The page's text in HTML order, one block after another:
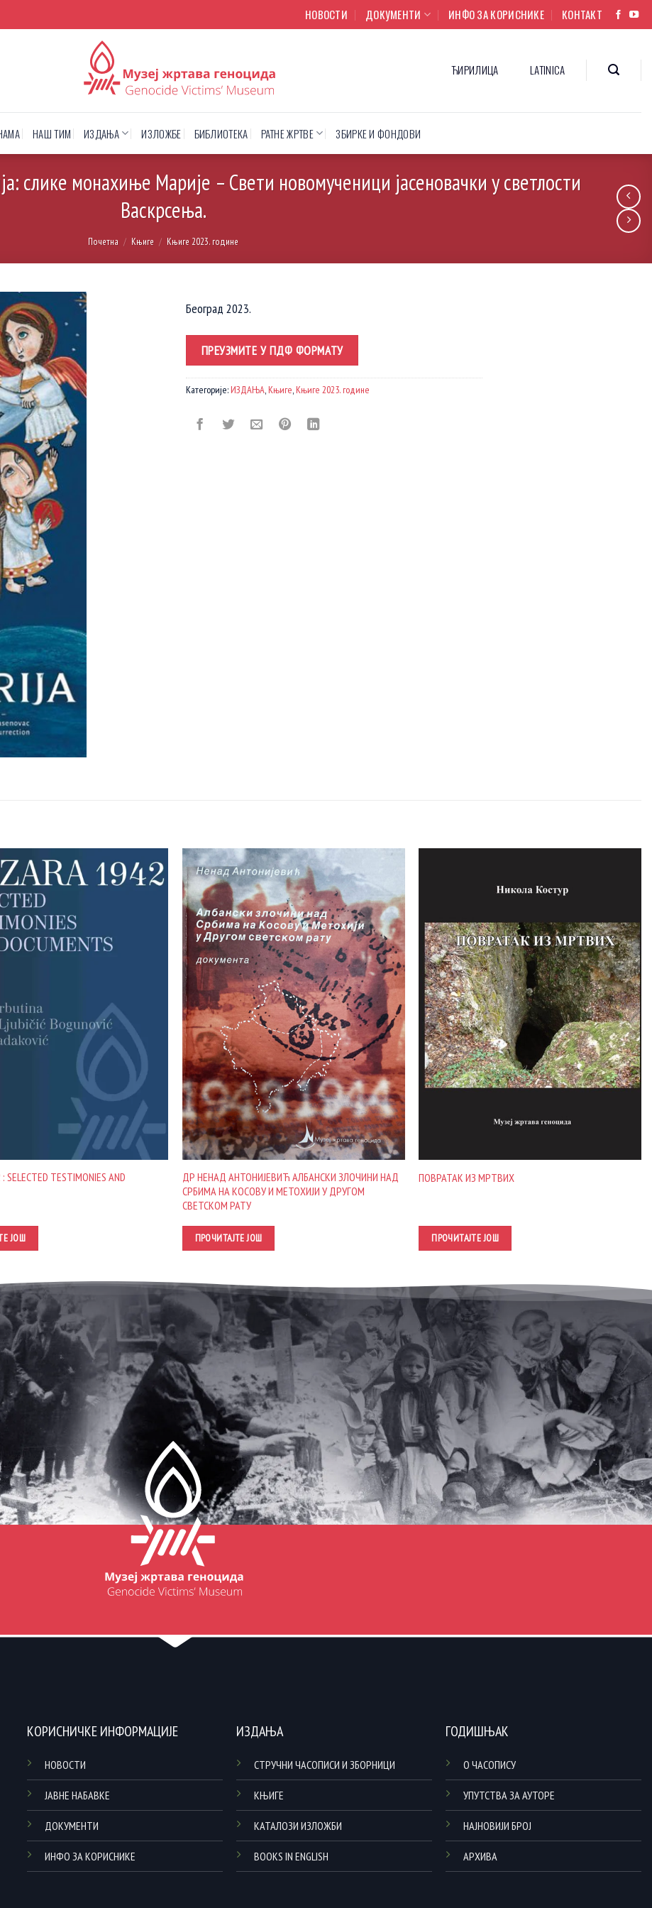
НОВОСТИ ДОКУМЕНТИ ИНФО ЗА КОРИСНИКЕ КОНТАКТ
ЋИРИЛИЦА LATINICA
НАШ ТИМ ИЗДАЊА ИЗЛОЖБЕ БИБЛИОТЕКА РАТНЕ ЖРТВЕ ЗБИРКЕ И ФОНДОВИ
слике монахиње Марије – Свети новомученици јасеновачки у светлости
Васкрсења.
Почетна / Књиге / Књиге 2023. године
Београд 2023.
ПРЕУЗМИТЕ У ПДФ ФОРМАТУ
Категорије:ИЗДАЊА,Књиге,Књиге 2023. године
SELECTED TESTIMONIES AND
ЈОШ
ДР НЕНАД АНТОНИЈЕВИЋ АЛБАНСКИ ЗЛОЧИНИ НАД
СРБИМА НА КОСОВУ И МЕТОХИЈИ У ДРУГОМ
СВЕТСКОМ РАТУ
ПРОЧИТАЈТЕ ЈОШ
ПОВРАТАК ИЗ МРТВИХ
ПРОЧИТАЈТЕ ЈОШ
КОРИСНИЧКЕ ИНФОРМАЦИЈЕ
НОВОСТИ
ЈАВНЕ НАБАВКЕ
ДОКУМЕНТИ
ИНФО ЗА КОРИСНИКЕ
ИЗДАЊА
СТРУЧНИ ЧАСОПИСИ И ЗБОРНИЦИ
КЊИГЕ
КАТАЛОЗИ ИЗЛОЖБИ
BOOKS IN ENGLISH
ГОДИШЊАК
О ЧАСОПИСУ
УПУТСТВА ЗА АУТОРЕ
НАЈНОВИЈИ БРОЈ
АРХИВА